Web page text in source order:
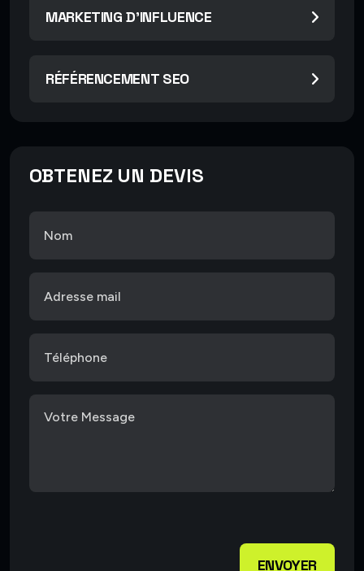
MARKETING D’INFLUENCE
RÉFÉRENCEMENT SEO
OBTENEZ UN DEVIS
ENVOYER